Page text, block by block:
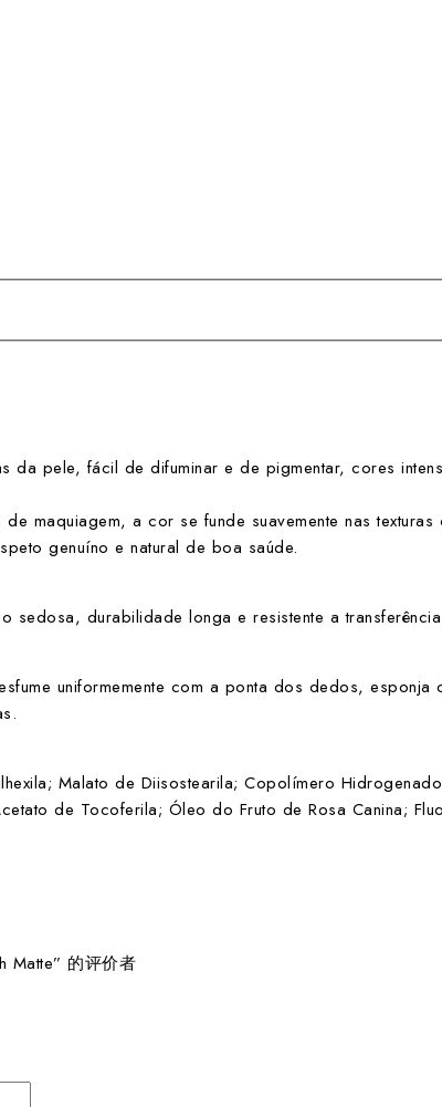
da pele, fácil de difuminar e de pigmentar, cores
maquiagem, a cor se funde suavemente nas texturas
genuíno e natural de boa saúde.
sedosa, durabilidade longa e resistente a
uniformemente com a ponta dos dedos,
Malato de Diisostearila; Copolímero
de Tocoferila; Óleo do Fruto de Rosa Canina;
Matte” 的评价者